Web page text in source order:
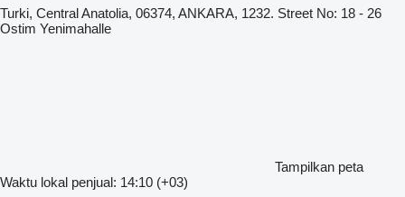
Turki, Central Anatolia, 06374, ANKARA, 1232. Street No: 18 - 26
Ostim Yenimahalle
Tampilkan peta
Waktu lokal penjual: 14:10 (+03)